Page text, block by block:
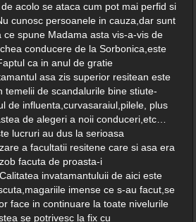
acolo se ataca cum pot mai perfid si
cunosc persoanele in cauza,dar sunt
ce spune Madama asta vis-a-vis de
conducere de la Sorbonica,este
ca in anul de gratie
asa zis superior resitean este
temelii de scandalurile bine stiute-
de influenta,curvasaraiul,pilele, plus
de alegeri a noii conduceri,etc…
lucruri au dus la serioasa
a facultatii resitene care si asa era
facuta de proasta-i
invatamantuluii de aici este
imense ce s-au facut,se
face in continuare la toate nivelurile
se potrivesc la fix cu